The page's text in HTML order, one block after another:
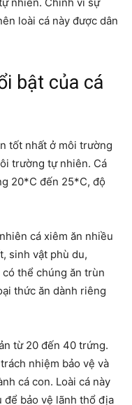
loài cá này được dân
bật của cá
tốt nhất ở môi trường
trường tự nhiên. Cá
20*C đến 25*C, độ
cá xiêm ăn nhiều
sinh vật phù du,
thể chúng ăn trùn
thức ăn dành riêng
từ 20 đến 40 trứng.
nhiệm bảo vệ và
cá con. Loài cá này
để bảo vệ lãnh thổ địa